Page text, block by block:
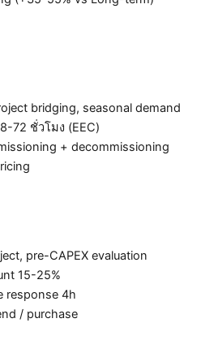
bridging, seasonal demand
72 ชั่วโมง (EEC)
+ decommissioning
pre-CAPEX evaluation
15-25%
response 4h
/ purchase